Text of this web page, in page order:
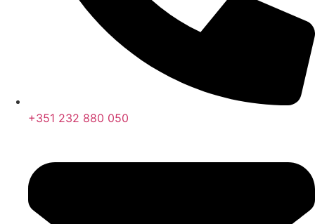
+351 232 880 050